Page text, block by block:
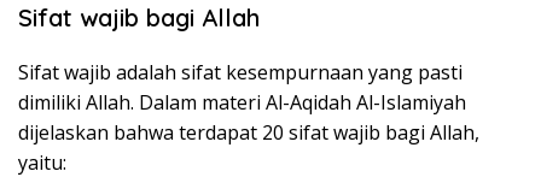
Sifat wajib bagi Allah
Sifat wajib adalah sifat kesempurnaan yang pasti
dimiliki Allah. Dalam materi Al-Aqidah Al-Islamiyah
dijelaskan bahwa terdapat 20 sifat wajib bagi Allah,
yaitu: